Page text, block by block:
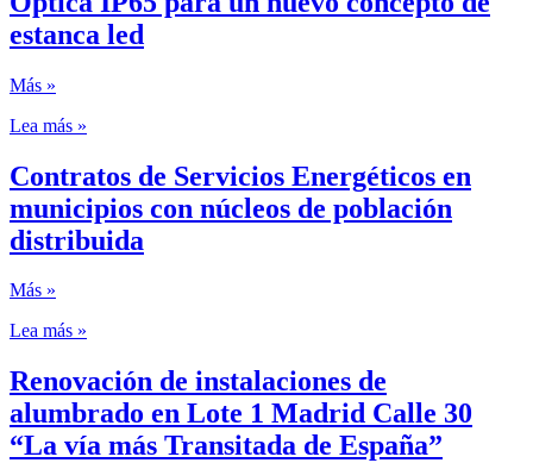
estanca led
Más »
Lea más »
Contratos de Servicios Energéticos en
municipios con núcleos de población
distribuida
Más »
Lea más »
Renovación de instalaciones de
alumbrado en Lote 1 Madrid Calle 30
“La vía más Transitada de España”